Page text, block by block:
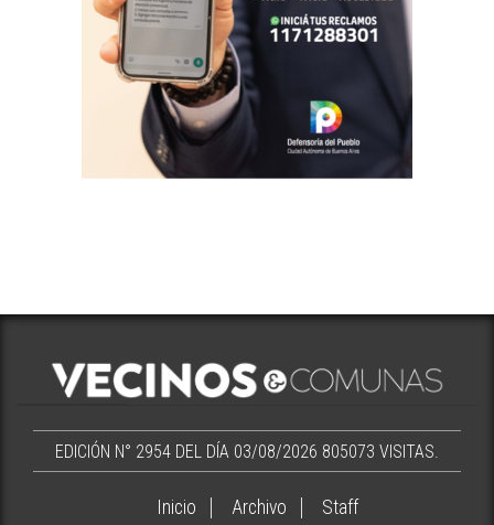
EDICIÓN N° 2954 DEL DÍA 03/08/2026 805073 VISITAS.
Inicio Archivo Staff